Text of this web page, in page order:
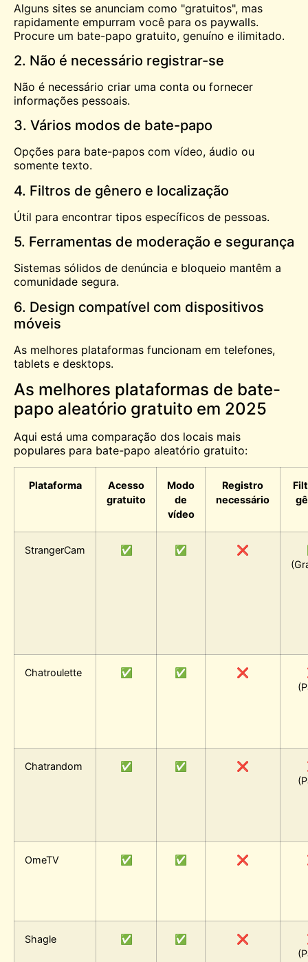
Alguns sites se anunciam como "gratuitos", mas
rapidamente empurram você para os paywalls.
Procure um bate-papo gratuito, genuíno e ilimitado.
2. Não é necessário registrar-se
Não é necessário criar uma conta ou fornecer
informações pessoais.
3. Vários modos de bate-papo
Opções para bate-papos com vídeo, áudio ou
somente texto.
4. Filtros de gênero e localização
Útil para encontrar tipos específicos de pessoas.
5. Ferramentas de moderação e segurança
Sistemas sólidos de denúncia e bloqueio mantêm a
comunidade segura.
6. Design compatível com dispositivos
móveis
As melhores plataformas funcionam em telefones,
tablets e desktops.
As melhores plataformas de bate-
papo aleatório gratuito em 2025
Aqui está uma comparação dos locais mais
populares para bate-papo aleatório gratuito:
Plataforma
Acesso
gratuito
Modo
de
vídeo
Registro
necessário
StrangerCam ✅ ✅ ❌
Chatroulette ✅ ✅ ❌
Chatrandom ✅ ✅ ❌
OmeTV ✅ ✅ ❌
Shagle ✅ ✅ ❌